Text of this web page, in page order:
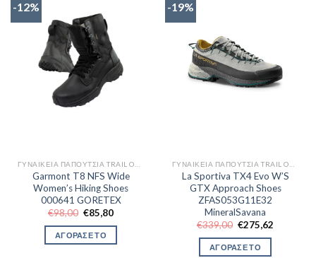
-12%
Garmont T8 NFS Wide
Women’s Hiking Shoes
000641 GORETEX
€98,00 Original
price
was:
€98,00.
€85,80Η
τιμή
ΑΓΟΡΑΣΕ ΤΟ
-19%
La Sportiva TX4 Evo W’S
GTX Approach Shoes
ZFAS053G11E32
MineralSavana
€339,00 Original
was:
€339,00.
€275,62
ΑΓΟΡΑΣΕ ΤΟ